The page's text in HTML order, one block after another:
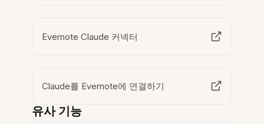
Evernote Claude 커넥터
Claude를 Evernote에 연결하기
유사 기능